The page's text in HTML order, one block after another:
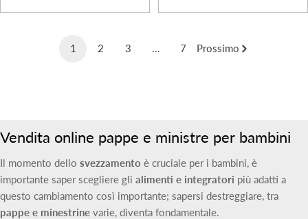
1 2 3 … 7 Prossimo
Vendita online pappe e ministre per bambini
Il momento dello svezzamento è cruciale per i bambini, è
importante saper scegliere gli alimenti e integratori più adatti a
questo cambiamento così importante; sapersi destreggiare, tra
pappe e minestrine varie, diventa fondamentale.